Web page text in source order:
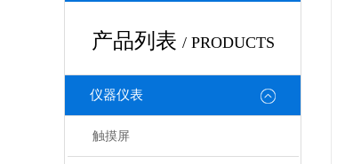
产品列表 / PRODUCTS
仪器仪表
触摸屏